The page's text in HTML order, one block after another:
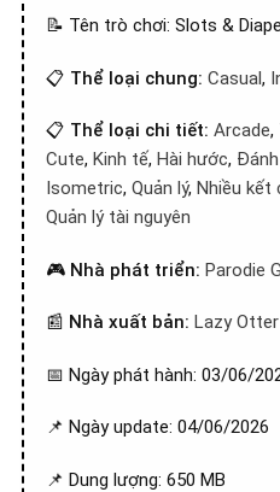
📝 Tên trò chơi: Slots &
📋 Thể loại chung: Casual,
📋 Thể loại chi tiết: Arcade,
Cute, Kinh tế, Hài hước,
Isometric, Quản lý, Nhiều kết
Quản lý tài nguyên
🎮 Nhà phát triển: Parodie
📰 Nhà xuất bản: Lazy Otter
📅 Ngày phát hành: 03/06/
📌 Ngày update: 04/06/2026
📌 Dung lượng: 650 MB